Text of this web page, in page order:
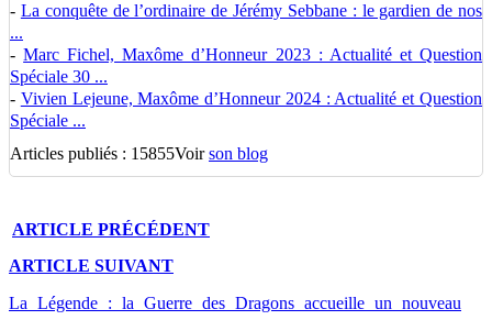
- La conquête de l’ordinaire de Jérémy Sebbane : le gardien de nos
...
-Marc Fichel, Maxôme d’Honneur 2023 : Actualité et Question
Spéciale 30 ...
- Vivien Lejeune, Maxôme d’Honneur 2024 : Actualité et Question
Spéciale ...
Articles publiés : 15855Voirson blog
ARTICLE PRÉCÉDENT
ARTICLE SUIVANT
La Légende : la Guerre des Dragons accueille un nouveau